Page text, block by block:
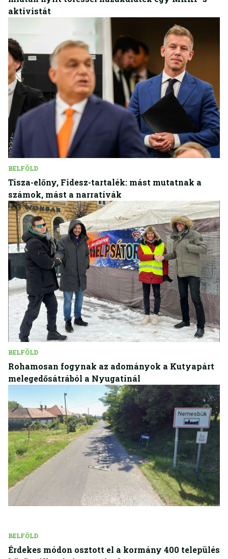
aktivistát
BELFÖLD
Tisza-előny, Fidesz-tartalék: mást mutatnak a
számok, mást a narratívák
BELFÖLD
Rohamosan fogynak az adományok a Kutyapárt
melegedősátrából a Nyugatinál
BELFÖLD
Érdekes módon osztott el a kormány 400 település